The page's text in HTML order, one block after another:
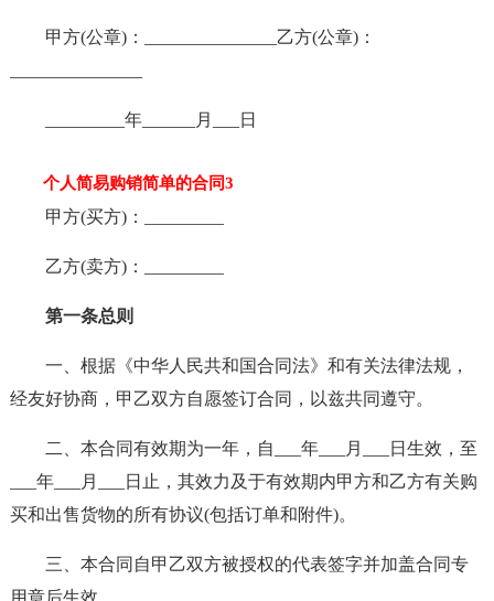
甲方(公章)：_______________乙方(公章)：
_________年______月___日
个人简易购销简单的合同3
甲方(买方)：_________
乙方(卖方)：_________
第一条总则
一、根据《中华人民共和国合同法》和有关法律法规，
经友好协商，甲乙双方自愿签订合同，以兹共同遵守。
二、本合同有效期为一年，自___年___月___日生效，至
___年___月___日止，其效力及于有效期内甲方和乙方有关购
买和出售货物的所有协议(包括订单和附件)。
三、本合同自甲乙双方被授权的代表签字并加盖合同专
用章后生效。